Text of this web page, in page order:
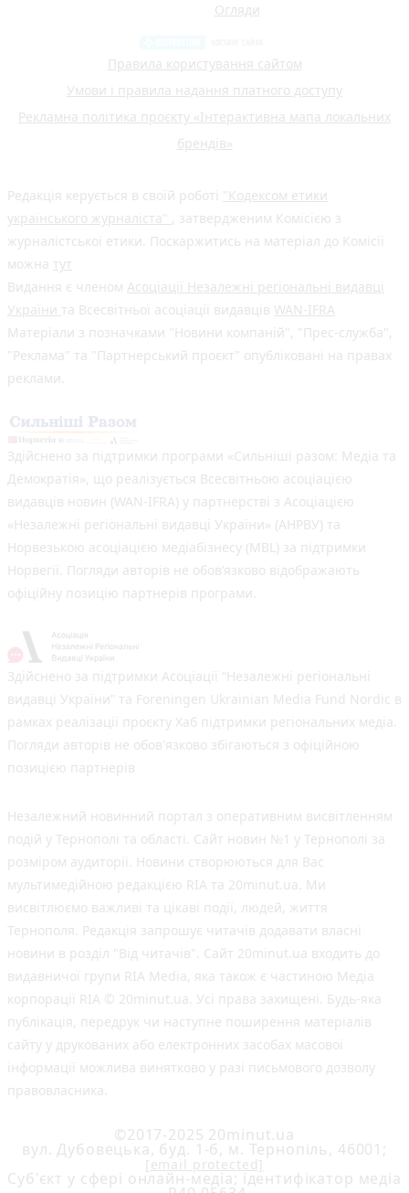
Огляди
Правила користування сайтом
Умови і правила надання платного доступу
Рекламна політика проєкту «Інтерактивна мапа локальних
брендів»
Редакція керується в своїй роботі "Кодексом етики
українського журналіста" , затвердженим Комісією з
журналістської етики. Поскаржитись на матеріал до Комісії
можна тут
Видання є членом Асоціації Незалежні регіональні видавці
України та Всесвітньої асоціації видавців WAN-IFRA
Матеріали з позначками "Новини компаній", "Прес-служба",
"Реклама" та "Партнерський проєкт" опубліковані на правах
реклами.
Здійснено за підтримки програми «Сильніші разом: Медіа та
Демократія», що реалізується Всесвітньою асоціацією
видавців новин (WAN-IFRA) у партнерстві з Асоціацією
«Незалежні регіональні видавці України» (АНРВУ) та
Норвезькою асоціацією медіабізнесу (MBL) за підтримки
Норвегії. Погляди авторів не обов’язково відображають
офіційну позицію партнерів програми.
Здійснено за підтримки Асоціації “Незалежні регіональні
видавці України” та Foreningen Ukrainian Media Fund Nordic в
рамках реалізації проєкту Хаб підтримки регіональних медіа.
Погляди авторів не обов'язково збігаються з офіційною
позицією партнерів
Незалежний новинний портал з оперативним висвітленням
подій у Тернополі та області. Сайт новин №1 у Тернополі за
розміром аудиторії. Новини створюються для Вас
мультимедійною редакцією RIA та 20minut.ua. Ми
висвітлюємо важливі та цікаві події, людей, життя
Тернополя. Редакція запрошує читачів додавати власні
новини в розділ "Від читачів". Сайт 20minut.ua входить до
видавничої групи RIA Media, яка також є частиною Медіа
корпорації RIA © 20minut.ua. Усі права захищені. Будь-яка
публiкацiя, передрук чи наступне поширення матеріалів
сайту у друкованих або електронних засобах масової
інформації можлива винятково у разі письмового дозволу
правовласника.
©2017-2025 20minut.ua
вул. Дубовецька, буд. 1-б, м. Тернопіль, 46001;
[email protected]
Cуб'єкт у сфері онлайн-медіа; ідентифікатор медіа